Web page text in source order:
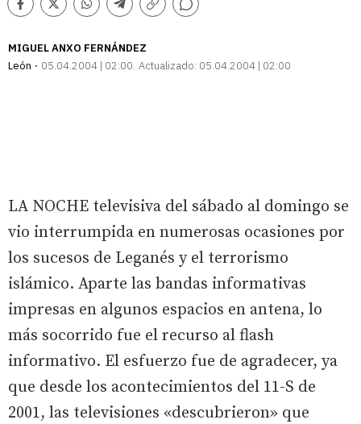
Facebook
TwitterWhatsappTelegram
Copiar
Comentarios
MIGUEL ANXO FERNÁNDEZ
León
05.04.2004 | 02:00 Actualizado: 05.04.2004 | 02:00
LA NOCHE televisiva del sábado al domingo se
vio interrumpida en numerosas ocasiones por
los sucesos de Leganés y el terrorismo
islámico. Aparte las bandas informativas
impresas en algunos espacios en antena, lo
más socorrido fue el recurso al flash
informativo. El esfuerzo fue de agradecer, ya
que desde los acontecimientos del 11-S de
2001, las televisiones «descubrieron» que